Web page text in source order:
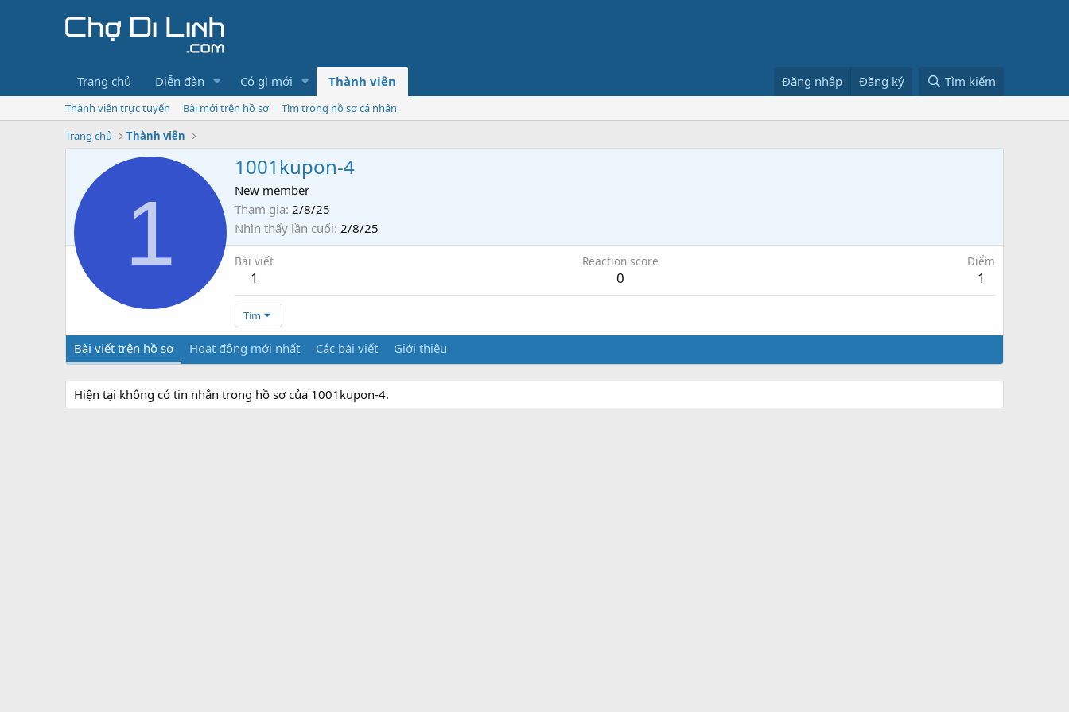
Trang chủ Diễn đàn Có gì mới Thành viên Đăng nhập Đăng ký Tìm kiếm
Thành viên trực tuyến Bài mới trên hồ sơ
Tìm trong hồ sơ cá nhân
Trang chủ
Thành viên
1
1001kupon-4
New member
Tham gia 2/8/25
Nhìn thấy lần cuối 2/8/25
Bài viết
1
Reaction score
0
Điểm
1
Tìm
Bài viết trên hồ sơ Hoạt động mới nhất Các bài viết Giới thiệu
Hiện tại không có tin nhắn trong hồ sơ của 1001kupon-4.